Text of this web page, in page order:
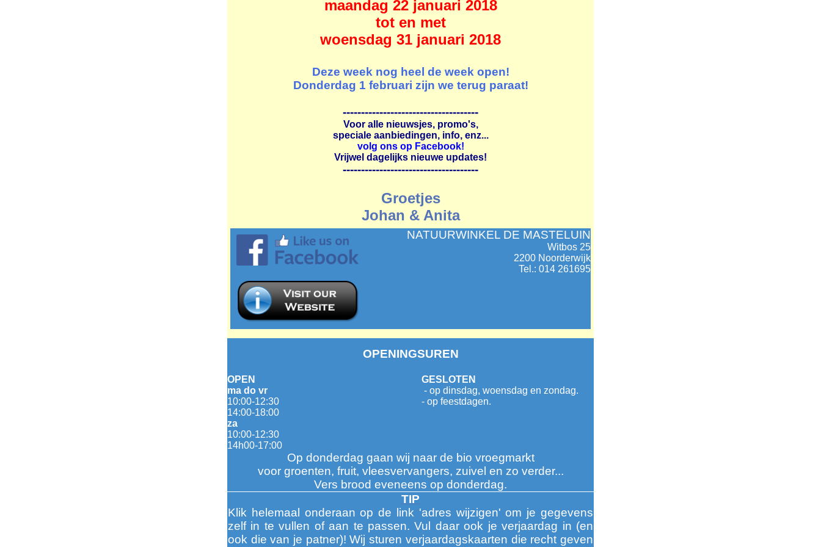
maandag 22 januari 2018
tot en met
woensdag 31 januari 2018
Deze week nog heel de week open!
Donderdag 1 februari zijn we terug paraat!
-------------------------------------
Voor alle nieuwsjes, promo's,
speciale aanbiedingen, info, enz...
volg ons op Facebook!
Vrijwel dagelijks nieuwe updates!
-------------------------------------
Groetjes
Johan & Anita
NATUURWINKEL DE MASTELUIN
Witbos 25
2200 Noorderwijk
Tel.: 014 261695
OPENINGSUREN
OPEN
ma do vr
10:00-12:30
14:00-18:00
za
10:00-12:30
14h00-17:00
GESLOTEN
- op dinsdag, woensdag en zondag.
- op feestdagen.
Op donderdag gaan wij naar de bio vroegmarkt
voor groenten, fruit, vleesvervangers, zuivel en zo verder...
Vers brood eveneens op donderdag.
TIP
Klik helemaal onderaan op de link 'adres wijzigen' om je gegevens
zelf in te vullen of aan te passen. Vul daar ook je verjaardag in (en
ook die van je patner)! Wij sturen verjaardagskaarten die recht geven